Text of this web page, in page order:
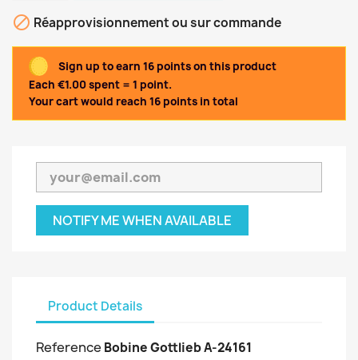
 Réapprovisionnement ou sur commande
Sign up to earn 16 points on this product
Each €1.00 spent = 1 point.
Your cart would reach 16 points in total
NOTIFY ME WHEN AVAILABLE
Product Details
Reference Bobine Gottlieb A-24161